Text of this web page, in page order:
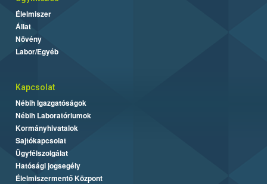
Élelmiszer
Állat
Növény
Labor/Egyéb
Kapcsolat
Nébih Igazgatóságok
Nébih Laboratóriumok
Kormányhivatalok
Sajtókapcsolat
Ügyfélszolgálat
Hatósági jogsegély
Élelmiszermentő Központ